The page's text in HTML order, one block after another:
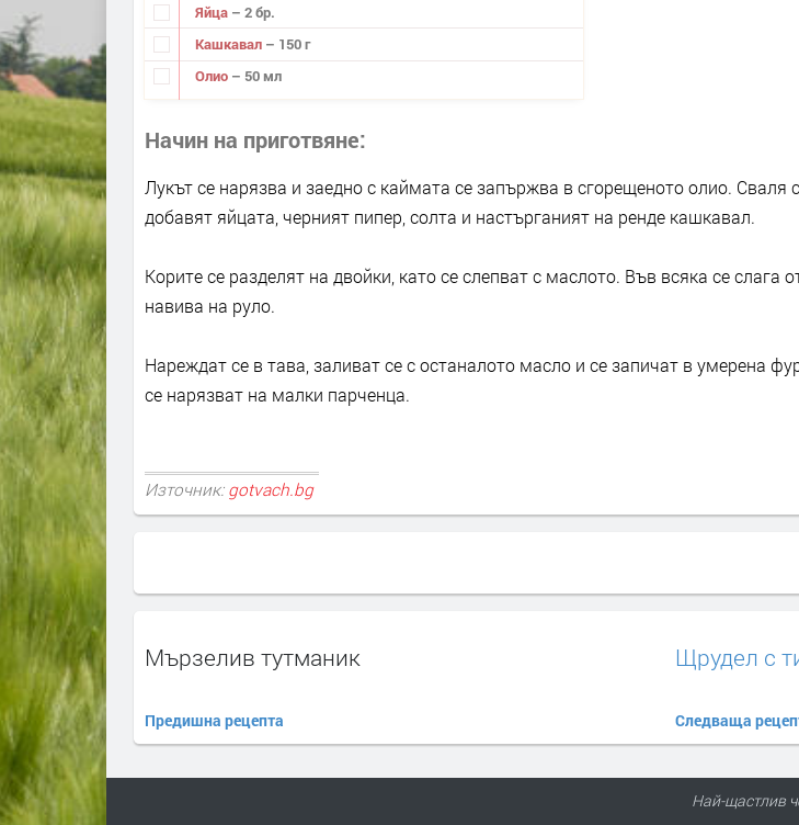
Яйца – 2 бр.
Кашкавал – 150 г
Олио – 50 мл
Начин на приготвяне
Лукът се нарязва и заедно с каймата се запържва в сгорещеното олио. Сваля
добавят яйцата, черният пипер, солта и настърганият на ренде кашкавал.
Корите се разделят на двойки, като се слепват с маслото. Във всяка се слага
навива на руло.
Нареждат се в тава, заливат се с останалото масло и се запичат в умерена
се нарязват на малки парченца.
Източник: gotvach.bg
Мързелив тутманик
Предишна рецепта
Щрудел с
Следваща
Най-щастлив